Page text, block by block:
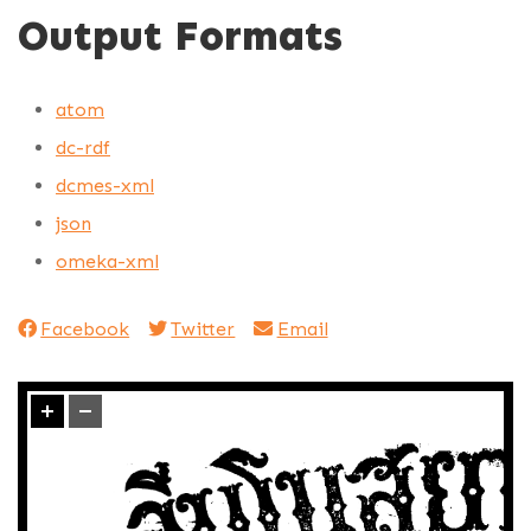
Output Formats
atom
dc-rdf
dcmes-xml
json
omeka-xml
Facebook Twitter Email